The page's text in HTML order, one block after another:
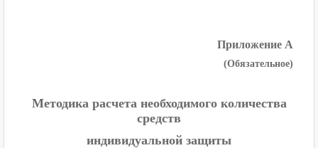
Приложение А
(Обязательное)
Методика расчета необходимого количества
средств
индивидуальной защиты